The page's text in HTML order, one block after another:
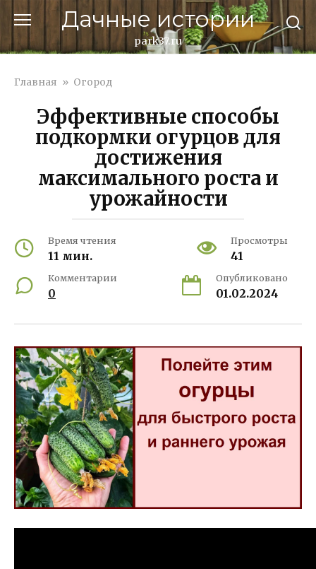
контенту
Дачные истории
park37.ru
Главная » Огород
Эффективные способы
подкормки огурцов для
достижения
максимального роста и
урожайности
Время чтения
11 мин.
Просмотры
41
Комментарии
0
Опубликовано
01.02.2024